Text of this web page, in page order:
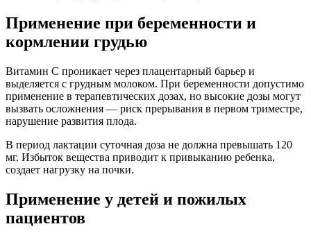
Применение при беременности и
кормлении грудью
Витамин С проникает через плацентарный барьер и
выделяется с грудным молоком. При беременности допустимо
применение в терапевтических дозах, но высокие дозы могут
вызвать осложнения — риск прерывания в первом триместре,
нарушение развития плода.
В период лактации суточная доза не должна превышать 120
мг. Избыток вещества приводит к привыканию ребенка,
создает нагрузку на почки.
Применение у детей и пожилых
пациентов